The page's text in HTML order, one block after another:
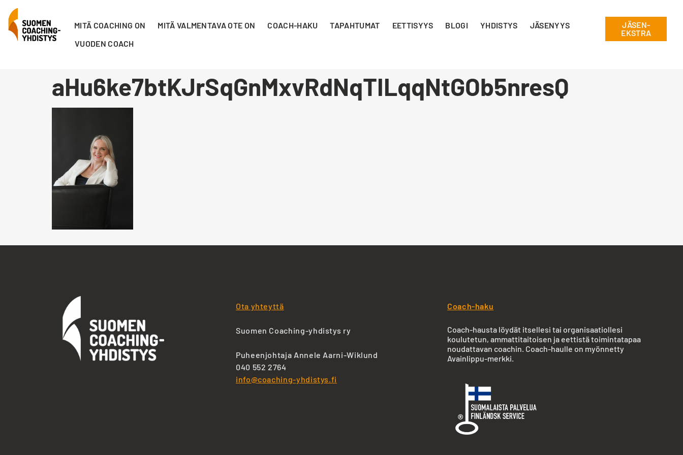
MITÄ COACHING ON MITÄ VALMENTAVA OTE ON COACH-HAKU TAPAHTUMAT EETTISYYS BLOGI YHDISTYS
JÄSENYYS
VUODEN COACH
JÄSEN-
EKSTRA
aHu6ke7btKJrSqGnMxvRdNqTILqqNtGOb5nresQ
Ota yhteyttä
Suomen Coaching-yhdistys ry
Puheenjohtaja Annele Aarni-Wiklund
040 552 2764
info@coaching-yhdistys.fi
Coach-haku
Coach-hausta löydät itsellesi tai organisaatiollesi
koulutetun, ammattitaitoisen ja eettistä toimintatapaa
noudattavan coachin. Coach-haulle on myönnetty
Avainlippu-merkki.